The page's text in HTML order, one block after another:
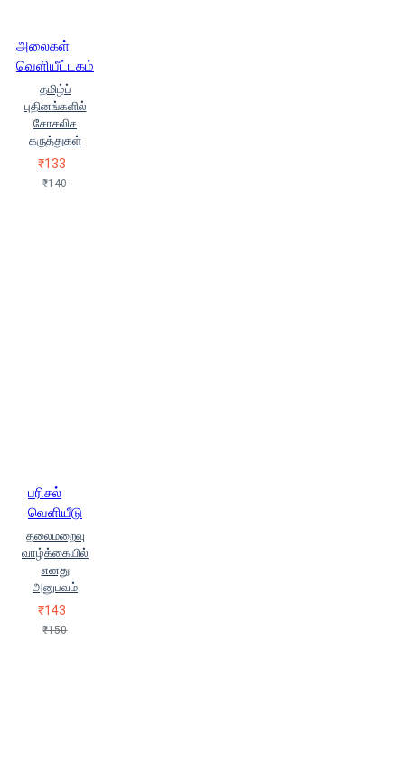
அலைகள்
வெளியீட்டகம்
தமிழ்ப்
புதினங்களில்
சோசலிச
கருத்துகள்
₹133
₹140
பரிசல்
வெளியீடு
தலைமறைவு
வாழ்க்கையில்
எனது
அனுபவம்
₹143
₹150